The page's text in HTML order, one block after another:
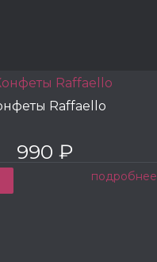
Raffaello
990 ₽
подробнее